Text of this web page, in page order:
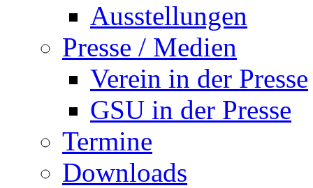
Ausstellungen
Presse / Medien
Verein in der Presse
GSU in der Presse
Termine
Downloads